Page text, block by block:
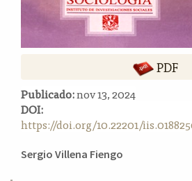
e
l
PDF
Publicado:nov 13, 2024
DOI:
https://doi.org/10.22201/
Contenido
Sergio Villena Fiengo